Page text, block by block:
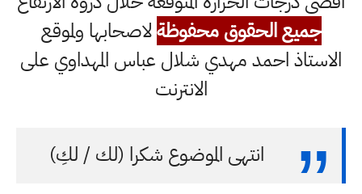
جميع الحقوق محفوظةلاصحابها ولموقع
الاستاذ احمد مهدي شلال عباس المهداوي على
الانترنت
انتهى الموضوع شكرا (لك / لكِ)